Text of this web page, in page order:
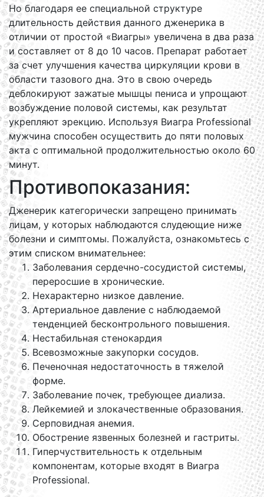
Но благодаря ее специальной структуре
длительность действия данного дженерика в
отличии от простой «Виагры» увеличена в два раза
и составляет от 8 до 10 часов. Препарат работает
за счет улучшения качества циркуляции крови в
области тазового дна. Это в свою очередь
деблокируют зажатые мышцы пениса и упрощают
возбуждение половой системы, как результат
укрепляют эрекцию. Используя Виагра Professional
мужчина способен осуществить до пяти половых
акта с оптимальной продолжительностью около 60
минут.
Противопоказания:
Дженерик категорически запрещено принимать
лицам, у которых наблюдаются слудеющие ниже
болезни и симптомы. Пожалуйста, ознакомьтесь с
этим списком внимательнее:
Заболевания сердечно-сосудистой системы,
переросшие в хронические.
Нехарактерно низкое давление.
Артериальное давление с наблюдаемой
тенденцией бесконтрольного повышения.
Нестабильная стенокардия
Всевозможные закупорки сосудов.
Печеночная недостаточность в тяжелой
форме.
Заболевание почек, требующее диализа.
Лейкемией и злокачественные образования.
Серповидная анемия.
Обострение язвенных болезней и гастриты.
Гиперчуствительность к отдельным
компонентам, которые входят в Виагра
Professional.